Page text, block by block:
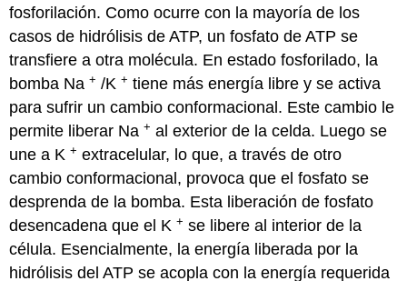
fosforilación. Como ocurre con la mayoría de los
casos de hidrólisis de ATP, un fosfato de ATP se
transfiere a otra molécula. En estado fosforilado, la
bomba Na+ /K+ tiene más energía libre y se activa
para sufrir un cambio conformacional. Este cambio le
permite liberar Na+ al exterior de la celda. Luego se
une a K+ extracelular, lo que, a través de otro
cambio conformacional, provoca que el fosfato se
desprenda de la bomba. Esta liberación de fosfato
desencadena que el K+ se libere al interior de la
célula. Esencialmente, la energía liberada por la
hidrólisis del ATP se acopla con la energía requerida